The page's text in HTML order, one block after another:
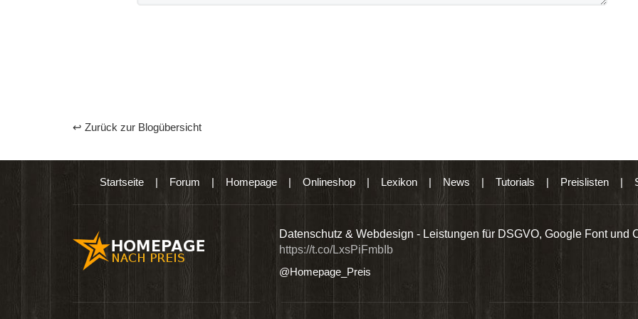
↩ Zurück zur Blogübersicht
Startseite| Forum | Homepage| Onlineshop| Lexikon| News | Tutorials | Preislisten|
Produkten wie Ebooks & DVDs.… Datenschutz & Webdesign - Leistungen für DSGVO, Google Font und
https://t.co/LxsPiFmbIb
@Homepage_Preis